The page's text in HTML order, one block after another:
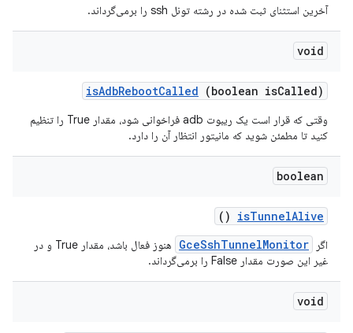
آخرین استثنای ثبت شده در رشته تونل ssh را برمی‌گرداند.
void
isAdbRebootCalled (boolean isCalled)
وقتی که قرار است یک ریبوت adb فراخوانی شود، مقدار True را تنظیم
کنید تا مطمئن شوید که مانیتور انتظار آن را دارد.
boolean
isTunnelAlive
()
اگر GceSshTunnelMonitor
هنوز فعال باشد، مقدار True و در
غیر این صورت مقدار False را برمی‌گرداند.
void